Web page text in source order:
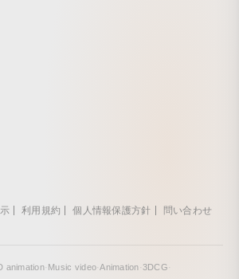
利用規約 個人情報保護方針 問い合わせ
animation· Music video·Animation·3DCG·